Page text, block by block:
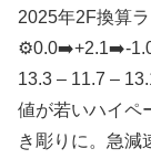
2025年2F換算
⚙️0.0➡️+2.1➡️-
13.3 – 11.7 –
値が若いハイペ
き彫りに。急減